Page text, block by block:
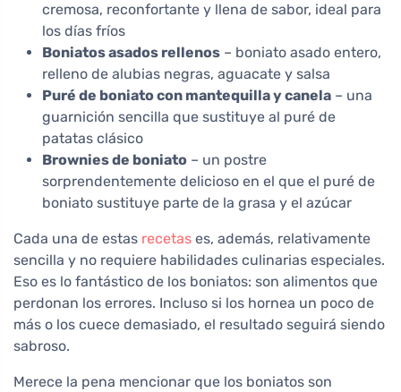
cremosa, reconfortante y llena de sabor, ideal para
los días fríos
Boniatos asados rellenos – boniato asado entero,
relleno de alubias negras, aguacate y salsa
Puré de boniato con mantequilla y canela – una
guarnición sencilla que sustituye al puré de
patatas clásico
Brownies de boniato – un postre
sorprendentemente delicioso en el que el puré de
boniato sustituye parte de la grasa y el azúcar
Cada una de estas recetas es, además, relativamente
sencilla y no requiere habilidades culinarias especiales.
Eso es lo fantástico de los boniatos: son alimentos que
perdonan los errores. Incluso si los hornea un poco de
más o los cuece demasiado, el resultado seguirá siendo
sabroso.
Merece la pena mencionar que los boniatos son